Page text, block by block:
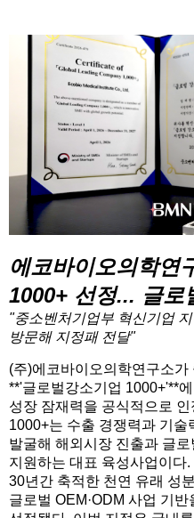
에코바이오의학연
1000+ 선정... 글로
"중소벤처기업부 혁신기업
방문해 지정패 전달"
(주)에코바이오의학연구소
**'글로벌강소기업 1000+'**
성장 잠재력을 공식적으로
1000+는 수출 경쟁력과 기술
발굴해 해외시장 진출과 글
지원하는 대표 육성사업이다
30년간 축적한 천연 유래 성
글로벌 OEM·ODM 사업 기